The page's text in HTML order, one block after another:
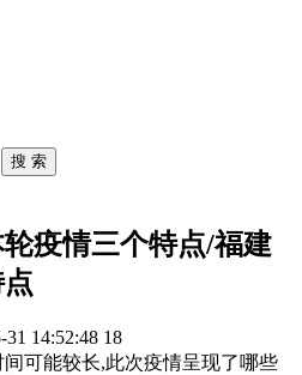
搜 索
疫情三个特点/福建
31 14:52:48 18
可能较长,此次疫情呈现了哪些